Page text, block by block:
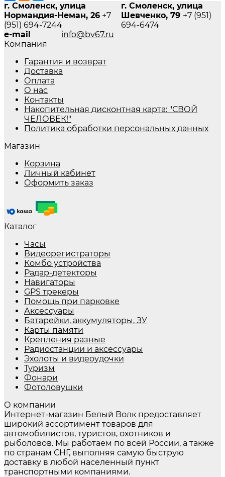
г. Смоленск, улица
Нормандия-Неман, 26 +7
(951) 694-7244
г. Смоленск, улица
Шевченко, 79 +7 (951)
694-6474
e-mail
info@bv67.ru
Компания
Гарантия и возврат
Доставка
Оплата
О нас
Контакты
Накопительная дисконтная карта: "СВОЙ
ЧЕЛОВЕК!"
Политика обработки персональных данных
Магазин
Корзина
Личный кабинет
Оформить заказ
Каталог
Часы
Видеорегистраторы
Комбо устройства
Радар-детекторы
Навигаторы
GPS трекеры
Помощь при парковке
Аксессуары
Батарейки, аккумуляторы, ЗУ
Карты памяти
Крепления разные
Радиостанции и аксессуары
Эхолоты и видеоудочки
Туризм
Фонари
Фотоловушки
О компании
Интернет-магазин Белый Волк предоставляет
широкий ассортимент товаров для
автомобилистов, туристов, охотников и
рыболовов. Мы работаем по всей России, а также
по странам СНГ, выполняя самую быструю
доставку в любой населенный пункт
транспортными компаниями.